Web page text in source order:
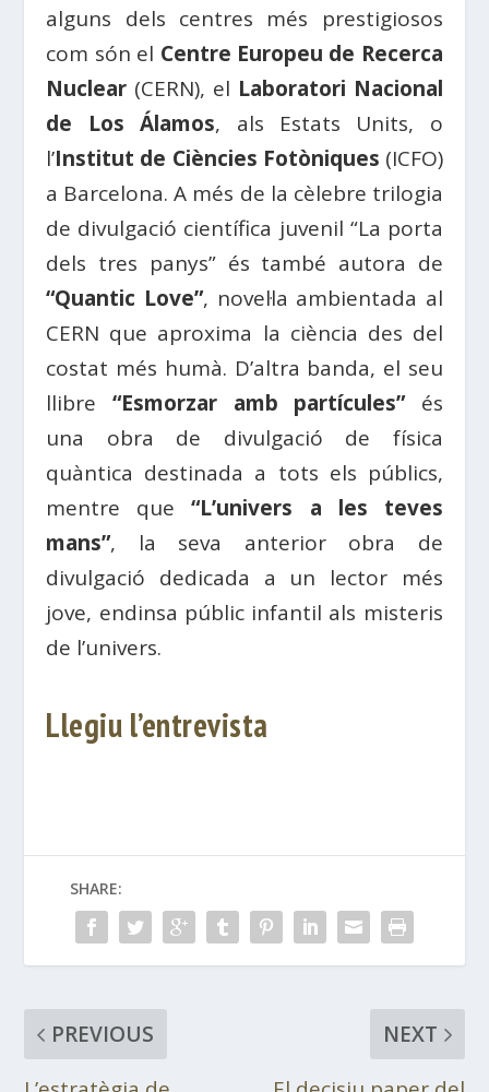
alguns dels centres més prestigiosos
com són el Centre Europeu de Recerca
Nuclear (CERN), el Laboratori Nacional
de Los Álamos, als Estats Units, o
l’Institut de Ciències Fotòniques (ICFO)
a Barcelona. A més de la cèlebre trilogia
de divulgació científica juvenil “La porta
dels tres panys” és també autora de
“Quantic Love”, novel·la ambientada al
CERN que aproxima la ciència des del
costat més humà. D’altra banda, el seu
llibre “Esmorzar amb partícules”és
una obra de divulgació de física
quàntica destinada a tots els públics,
mentre que“L’univers a les teves
mans”, la seva anterior obra de
divulgació dedicada a un lector més
jove, endinsa públic infantil als misteris
de l’univers.
Llegiu l’entrevista
SHARE:
PREVIOUS
NEXT